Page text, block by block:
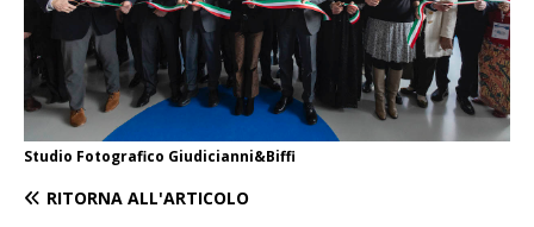
Studio Fotografico Giudicianni&Biffi
RITORNA ALL'ARTICOLO